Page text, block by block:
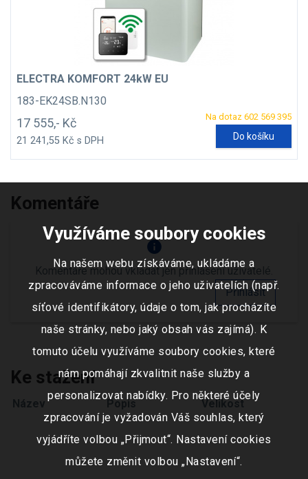
ELECTRA KOMFORT 24kW EU
183-EK24SB.N130
Na dotaz 602 569 395
17 555,- Kč
21 241,55 Kč s DPH Do košíku
Komentáře
info
Komentáře mohou vkládat jen přihlášení uživatelé.
Přihlásit
Ke stažení
Název Popis Velikost
Využíváme soubory cookies
Na našem webu získáváme, ukládáme a
zpracováváme informace o jeho uživatelích (např.
síťové identifikátory, údaje o tom, jak procházíte
naše stránky, nebo jaký obsah vás zajímá). K
tomuto účelu využíváme soubory cookies, které
nám pomáhají zkvalitnit naše služby a
personalizovat nabídky. Pro některé účely
zpracování je vyžadován Váš souhlas, který
vyjádříte volbou „Přijmout“. Nastavení cookies
můžete změnit volbou „Nastavení“.